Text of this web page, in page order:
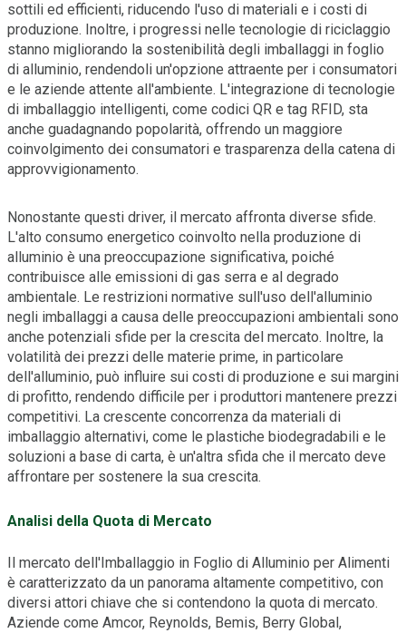
sottili ed efficienti, riducendo l'uso di materiali e i costi di
produzione. Inoltre, i progressi nelle tecnologie di riciclaggio
stanno migliorando la sostenibilità degli imballaggi in foglio
di alluminio, rendendoli un'opzione attraente per i consumatori
e le aziende attente all'ambiente. L'integrazione di tecnologie
di imballaggio intelligenti, come codici QR e tag RFID, sta
anche guadagnando popolarità, offrendo un maggiore
coinvolgimento dei consumatori e trasparenza della catena di
approvvigionamento.
Nonostante questi driver, il mercato affronta diverse sfide.
L'alto consumo energetico coinvolto nella produzione di
alluminio è una preoccupazione significativa, poiché
contribuisce alle emissioni di gas serra e al degrado
ambientale. Le restrizioni normative sull'uso dell'alluminio
negli imballaggi a causa delle preoccupazioni ambientali sono
anche potenziali sfide per la crescita del mercato. Inoltre, la
volatilità dei prezzi delle materie prime, in particolare
dell'alluminio, può influire sui costi di produzione e sui margini
di profitto, rendendo difficile per i produttori mantenere prezzi
competitivi. La crescente concorrenza da materiali di
imballaggio alternativi, come le plastiche biodegradabili e le
soluzioni a base di carta, è un'altra sfida che il mercato deve
affrontare per sostenere la sua crescita.
Analisi della Quota di Mercato
Il mercato dell'Imballaggio in Foglio di Alluminio per Alimenti
è caratterizzato da un panorama altamente competitivo, con
diversi attori chiave che si contendono la quota di mercato.
Aziende come Amcor, Reynolds, Bemis, Berry Global,